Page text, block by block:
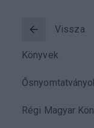
Taxonomy
block
Vissza
Könyvek
Régi Magyar